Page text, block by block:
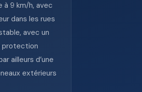
9 km/h, avec
dans les rues
avec un
protection
ailleurs d’une
extérieurs